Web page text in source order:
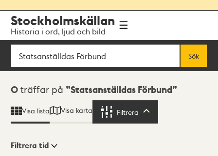
navigationen
huvudinnehållet
Stockholmskällan
Historia i ord, ljud och bild
Sök
Sök
Sökresultat
0 träffar på Statsanställdas Förbund
Visa lista Visa karta Filtrera
Filtrera tid